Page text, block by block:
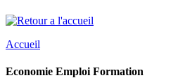
Accueil
Economie Emploi Formation